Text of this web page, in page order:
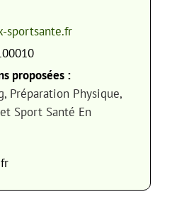
sportsante.fr
proposées :
Préparation Physique,
Sport Santé En